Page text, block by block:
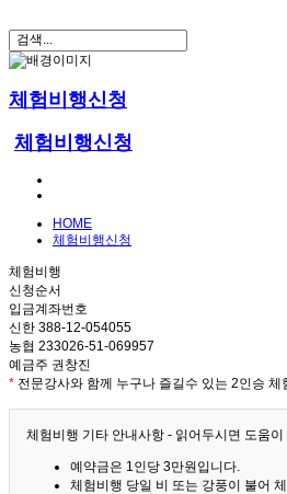
체험비행신청
체험비행신청
HOME
체험비행신청
체험비행
신청순서
입금계좌번호
신한 388-12-054055
농협 233026-51-069957
예금주 권창진
* 전문강사와 함께 누구나 즐길수 있는 2인승 체
체험비행 기타 안내사항 - 읽어두시면 도움
예약금은 1인당 3만원입니다.
체험비행 당일 비 또는 강풍이 불어